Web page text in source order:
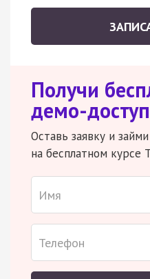
Получи
демо-доступ
Оставь заявку и
на бесплатном курсе